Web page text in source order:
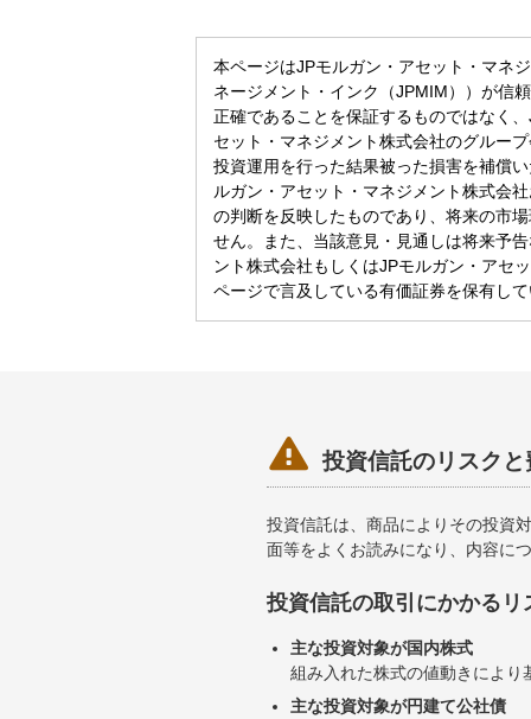
本ページはJPモルガン・アセット・マネ
ネージメント・インク（JPMIM））が信
正確であることを保証するものではなく
セット・マネジメント株式会社のグルー
投資運用を行った結果被った損害を補償
ルガン・アセット・マネジメント株式会
の判断を反映したものであり、将来の市
せん。また、当該意見・見通しは将来予
ント株式会社もしくはJPモルガン・アセ
ページで言及している有価証券を保有し
 投資信託のリスク
投資信託は、商品によりその投資
面等をよくお読みになり、内容に
投資信託の取引にかかるリ
主な投資対象が国内株式
組み入れた株式の値動きによ
主な投資対象が円建て公社債